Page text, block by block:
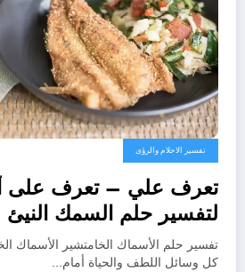
تفسير الاحلام والرؤى
لتفسير حلم السمك
بالتفصيل
تفسير حلم الأسماك الخامتشير الأسماك
كل وسائل اللطف والحياة أمام…